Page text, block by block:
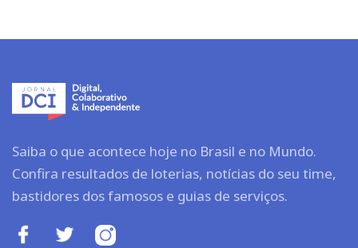
Saiba o que acontece hoje no Brasil e no Mundo.
Confira resultados de loterias, notícias do seu time,
bastidores dos famosos e guias de serviços.